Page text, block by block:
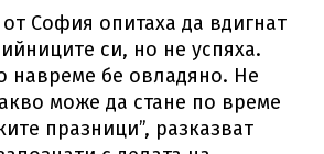
София опитаха да вдигнат
си, но не успяха.
навреме бе овладяно. Не
може да стане по време
празници”, разказват